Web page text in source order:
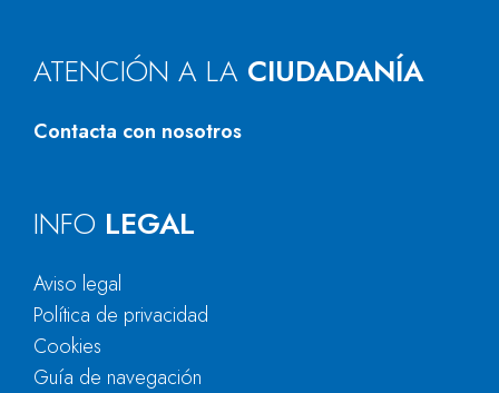
ATENCIÓN A LA CIUDADANÍA
Contacta con nosotros
INFO LEGAL
Aviso legal
Política de privacidad
Cookies
Guía de navegación